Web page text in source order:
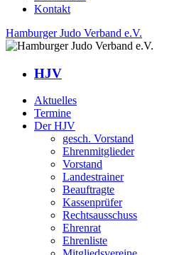
Kontakt
Hamburger Judo Verband e.V.
HJV
Aktuelles
Termine
Der HJV
gesch. Vorstand
Ehrenmitglieder
Vorstand
Landestrainer
Beauftragte
Kassenprüfer
Rechtsausschuss
Ehrenrat
Ehrenliste